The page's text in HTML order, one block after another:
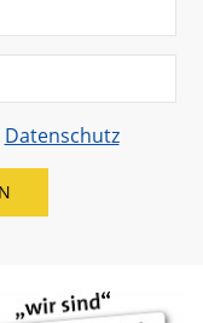
Datenschutz